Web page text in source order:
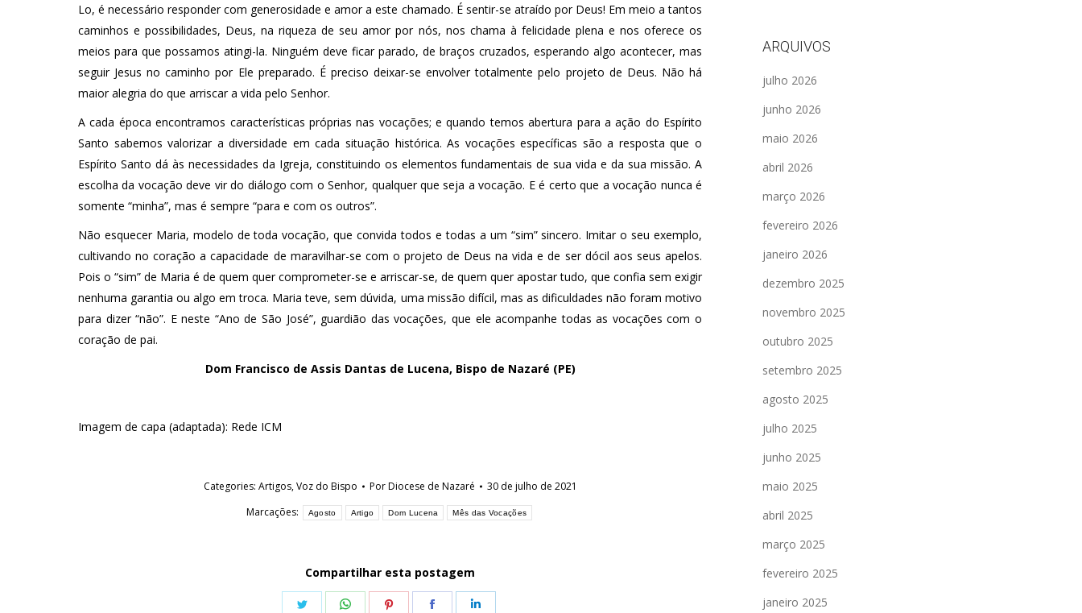
Lo, é necessário responder com generosidade e amor a este chamado. É sentir-se atraído por Deus! Em meio a tantos
caminhos e possibilidades, Deus, na riqueza de seu amor por nós, nos chama à felicidade plena e nos oferece os
meios para que possamos atingi-la. Ninguém deve ficar parado, de braços cruzados, esperando algo acontecer, mas
seguir Jesus no caminho por Ele preparado. É preciso deixar-se envolver totalmente pelo projeto de Deus. Não há
maior alegria do que arriscar a vida pelo Senhor.
A cada época encontramos características próprias nas vocações; e quando temos abertura para a ação do Espírito
Santo sabemos valorizar a diversidade em cada situação histórica. As vocações específicas são a resposta que o
Espírito Santo dá às necessidades da Igreja, constituindo os elementos fundamentais de sua vida e da sua missão. A
escolha da vocação deve vir do diálogo com o Senhor, qualquer que seja a vocação. E é certo que a vocação nunca é
somente “minha”, mas é sempre “para e com os outros”.
Não esquecer Maria, modelo de toda vocação, que convida todos e todas a um “sim” sincero. Imitar o seu exemplo,
cultivando no coração a capacidade de maravilhar-se com o projeto de Deus na vida e de ser dócil aos seus apelos.
Pois o “sim” de Maria é de quem quer comprometer-se e arriscar-se, de quem quer apostar tudo, que confia sem exigir
nenhuma garantia ou algo em troca. Maria teve, sem dúvida, uma missão difícil, mas as dificuldades não foram motivo
para dizer “não”. E neste “Ano de São José”, guardião das vocações, que ele acompanhe todas as vocações com o
coração de pai.
Dom Francisco de Assis Dantas de Lucena, Bispo de Nazaré (PE)
Imagem de capa (adaptada): Rede ICM
Categories: Artigos,Voz do Bispo PorDiocese de Nazaré
30 de julho de 2021
Marcações:
Agosto Artigo Dom Lucena Mês das Vocações
Compartilhar esta postagem
Share Share
Share
Share
ARQUIVOS
julho 2026
junho 2026
maio 2026
abril 2026
março 2026
fevereiro 2026
janeiro 2026
dezembro 2025
novembro 2025
outubro 2025
setembro 2025
agosto 2025
julho 2025
junho 2025
maio 2025
abril 2025
março 2025
fevereiro 2025
janeiro 2025